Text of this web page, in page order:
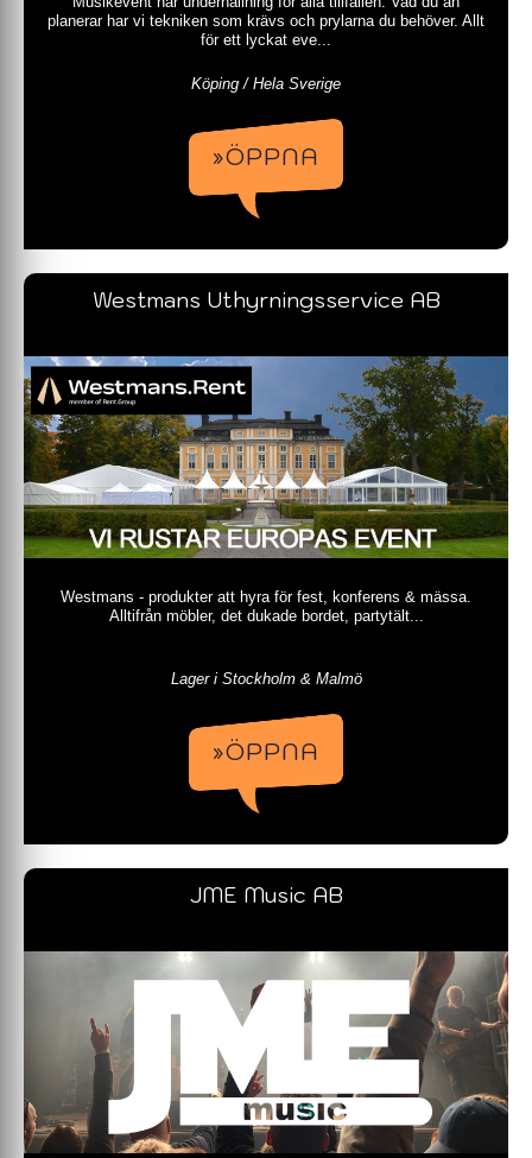
planerar har vi tekniken som krävs och prylarna du behöver. Allt
för ett lyckat eve...
Köping / Hela Sverige
»ÖPPNA
Westmans Uthyrningsservice AB
Westmans - produkter att hyra för fest, konferens & mässa.
Alltifrån möbler, det dukade bordet, partytält...
Lager i Stockholm & Malmö
»ÖPPNA
JME Music AB